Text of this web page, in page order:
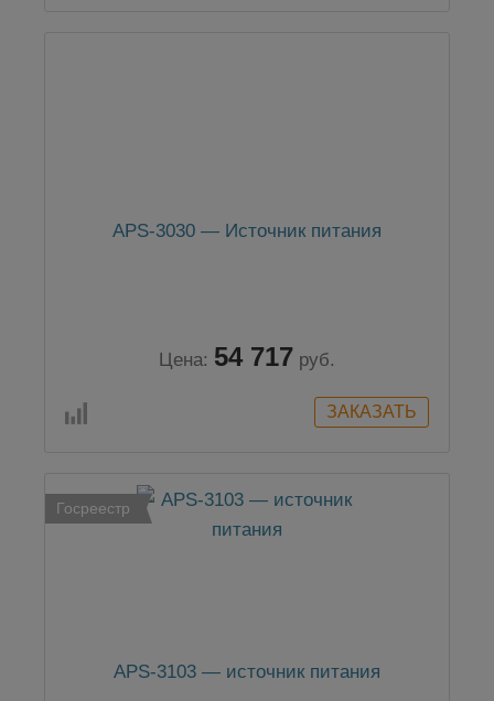
APS-3030 — Источник питания
Цена: 54 717 руб.
Госреестр
APS-3103 — источник питания